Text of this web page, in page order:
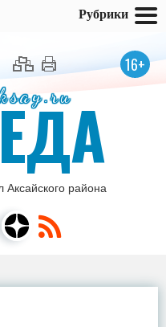
16+
района
Рубрики